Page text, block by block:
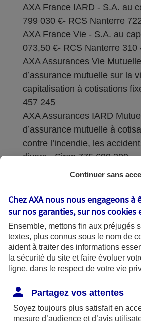
AXA France IARD - S.A. au
799 030 €- RCS Nanterre
AXA France Vie - S.A. au
073,50 €- RCS Nanterre 310
AXA Assurances Vie
d’assurance mutuelle sur la
capitalisation à cotisations
457 245
AXA Assurances IARD
d’assurance mutuelle à
contre l’incendie, les
divers - Siren 775 699 309
Sièges sociaux : 313
Coordonnées de l'Autorité
prudentiel et de résolution
Place de Budapest - CS
Paris Cedex 09. Le détail des
recours et de réclamation et
disponibles sur le site axa.fr.
AXA France IARD et AXA
Continuer sans
Chez AXA nous nous engageons
sur nos garanties, sur noscookies
Ensemble, mettons fin aux préjugés
textes, plus connus sous le nom de
aident à traiter des informations
la sécurité du site et faire évoluer
ligne, dans le respect de votre vie
Partagez vos attentes
Soyez toujours plus satisfait en
mesure d’audience et d’avis